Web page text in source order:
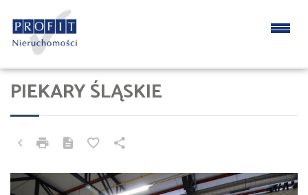
PIEKARY ŚLĄSKIE